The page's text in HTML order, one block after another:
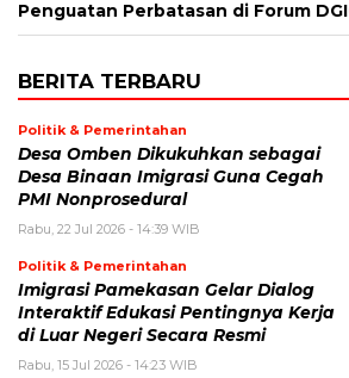
Penguatan Perbatasan di Forum
BERITA TERBARU
Politik & Pemerintahan
Desa Omben Dikukuhkan sebagai
Desa Binaan Imigrasi Guna Cegah
PMI Nonprosedural
Rabu, 22 Jul 2026 - 14:39 WIB
Politik & Pemerintahan
Imigrasi Pamekasan Gelar Dialog
Interaktif Edukasi Pentingnya Kerja
di Luar Negeri Secara Resmi
Rabu, 15 Jul 2026 - 14:23 WIB